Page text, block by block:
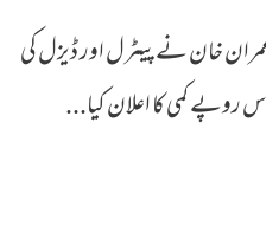
خان نے پیٹرل اور ڈیزل کی
روپے کمی کا اعلان کیا...